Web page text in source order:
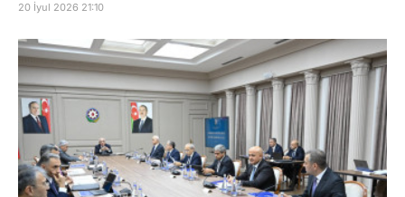
20 İyul 2026 21:10